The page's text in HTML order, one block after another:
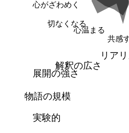
共感
心温まる
切なくなる
心がざわめく
リア
実験的
物語の規模
展開の強さ
解釈の広さ